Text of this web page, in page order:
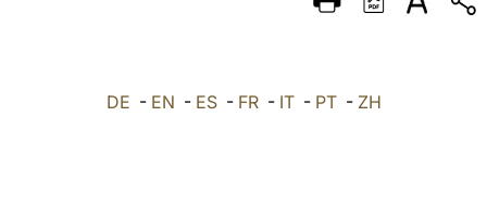
DEUTSCH
العربيّة DE - EN - ES- FR- IT- PT- ZH